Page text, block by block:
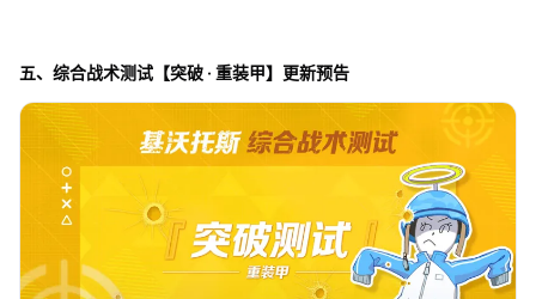
五、综合战术测试【突破 · 重装甲】更新预告